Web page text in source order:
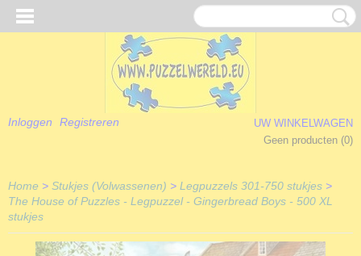
Inloggen Registreren
UW WINKELWAGEN
Geen producten (0)
Home > Stukjes (Volwassenen) > Legpuzzels 301-750 stukjes >
The House of Puzzles - Legpuzzel - Gingerbread Boys - 500 XL
stukjes